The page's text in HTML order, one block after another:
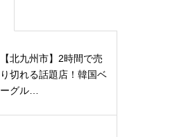
【北九州市】2時間で売
り切れる話題店！韓国ベ
ーグル…